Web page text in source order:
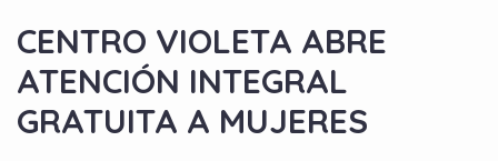
CENTRO VIOLETA ABRE
ATENCIÓN INTEGRAL
GRATUITA A MUJERES